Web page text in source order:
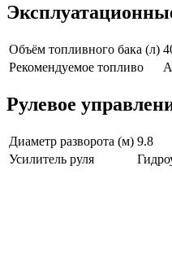
Объём топливного бака (л)
Рекомендуемое топливо
Рулевое
Диаметр разворота (м) 9.8
Усилитель руля